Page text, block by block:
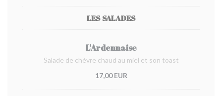
LES SALADES
L'Ardennaise
Salade de chèvre chaud au miel et son toast
17,00 EUR